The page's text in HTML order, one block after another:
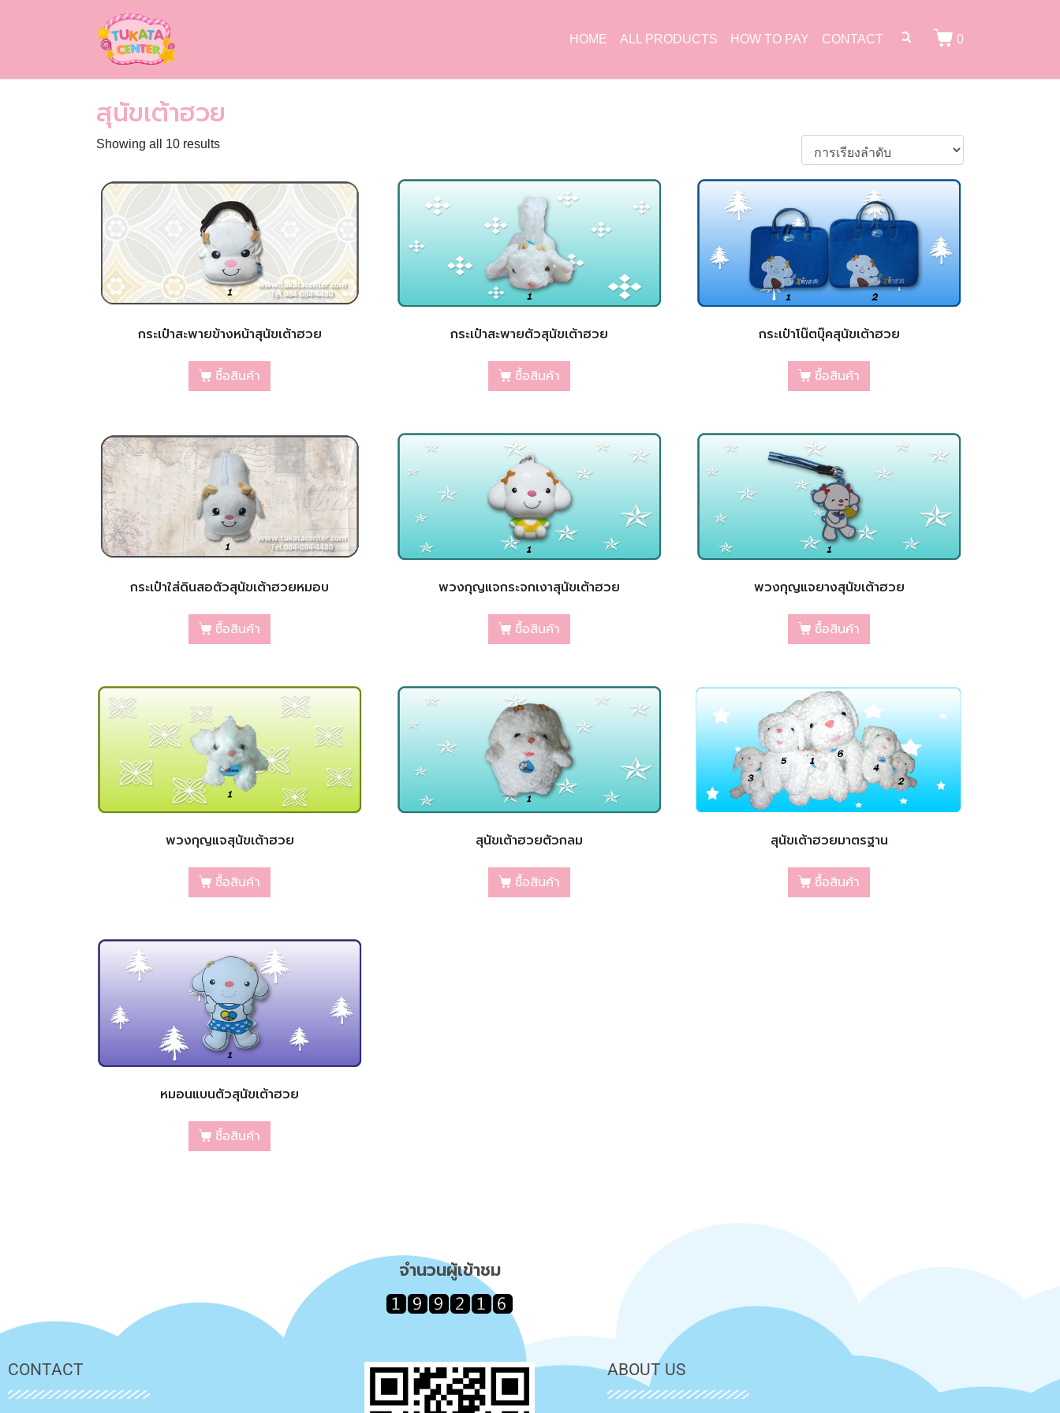
HOME ALL PRODUCTS HOW TO PAY CONTACT 0
สุนัขเต้าฮวย
Showing all 10 results
กระเป๋าสะพายข้างหน้าสุนัขเต้าฮวย
ซื้อสินค้า
กระเป๋าสะพายตัวสุนัขเต้าฮวย
ซื้อสินค้า
กระเป๋าโน๊ตบุ๊คสุนัขเต้าฮวย
ซื้อสินค้า
กระเป๋าใส่ดินสอตัวสุนัขเต้าฮวยหมอบ
ซื้อสินค้า
พวงกุญแจกระจกเงาสุนัขเต้าฮวย
ซื้อสินค้า
พวงกุญแจยางสุนัขเต้าฮวย
ซื้อสินค้า
พวงกุญแจสุนัขเต้าฮวย
ซื้อสินค้า
สุนัขเต้าฮวยตัวกลม
ซื้อสินค้า
สุนัขเต้าฮวยมาตรฐาน
ซื้อสินค้า
หมอนแบนตัวสุนัขเต้าฮวย
ซื้อสินค้า
จำนวนผู้เข้าชม
CONTACT ABOUT US